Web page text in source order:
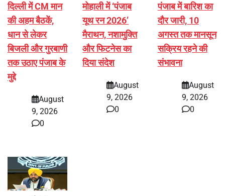
दिल्ली में CM मान
की अहम बैठकें,
धान से लेकर
बिजली और गुरबाणी
तक उठाए पंजाब के
मुद्दे
August
9, 2026
0
मोहाली में ‘पंजाब
यूथ रन 2026’
मैराथन, नशामुक्ति
और फिटनेस का
दिया संदेश
August
9, 2026
0
पंजाब में बारिश का
दौर जारी, 10
अगस्त तक मानसून
सक्रिय रहने की
संभावना
August
9, 2026
0